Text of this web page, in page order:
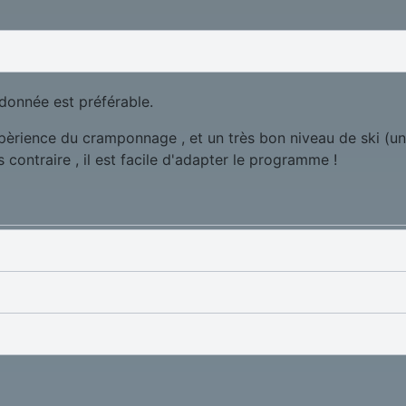
est préférable.
du cramponnage , et un très bon niveau de ski
contraire , il est facile d'adapter le programme !